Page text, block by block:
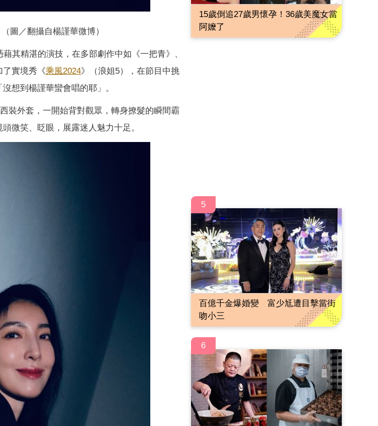
圖／翻攝自楊謹華微博）
其精湛的演技，在多部劇作中如《一把青》、
了實境秀《乘風2024》（浪姐5），在節目中挑
想到楊謹華蠻會唱的耶」。
裝外套，一開始背對觀眾，轉身撩髮的瞬間霸
微笑、眨眼，展露迷人魅力十足。
15歲倒追27歲男懷孕！36歲美魔女當
阿嬤了
5
百億千金爆婚變 富少尪遭目擊當街
吻小三
6